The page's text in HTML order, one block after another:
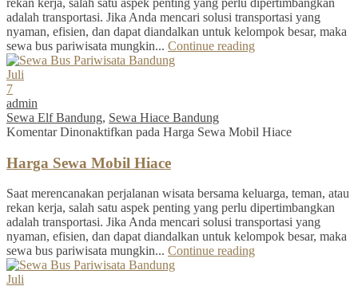
rekan kerja, salah satu aspek penting yang perlu dipertimbangkan
adalah transportasi. Jika Anda mencari solusi transportasi yang
nyaman, efisien, dan dapat diandalkan untuk kelompok besar, maka
sewa bus pariwisata mungkin... Continue reading
Juli
7
admin
Sewa Elf Bandung, Sewa Hiace Bandung
Komentar Dinonaktifkan pada Harga Sewa Mobil Hiace
Harga Sewa Mobil Hiace
Saat merencanakan perjalanan wisata bersama keluarga, teman, atau
rekan kerja, salah satu aspek penting yang perlu dipertimbangkan
adalah transportasi. Jika Anda mencari solusi transportasi yang
nyaman, efisien, dan dapat diandalkan untuk kelompok besar, maka
sewa bus pariwisata mungkin... Continue reading
Juli